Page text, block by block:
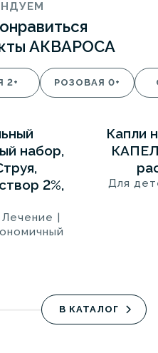
АКВАРОСА
2+ РОЗОВАЯ 0+
СИНЯЯ 2+
набор,
2%,
Лечение
5
Капли
Для
В КАТАЛОГ